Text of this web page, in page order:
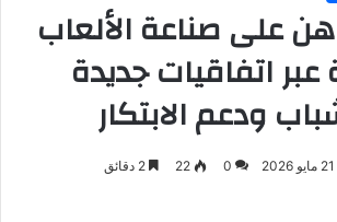
على صناعة الألعاب
عبر اتفاقيات جديدة
ودعم الابتكار
21 مايو 2026 0
22